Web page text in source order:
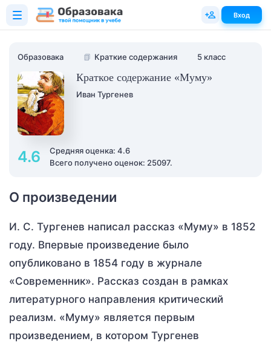
Образовака 📗 Краткие содержания 5 класс
Краткое содержание «Муму»
Иван Тургенев
4.6
Средняя оценка: 4.6
Всего получено оценок: 25097.
О произведении
И. С. Тургенев написал рассказ «Муму» в 1852
году. Впервые произведение было
опубликовано в 1854 году в журнале
«Современник». Рассказ создан в рамках
литературного направления критический
реализм. «Муму» является первым
произведением, в котором Тургенев
Вход